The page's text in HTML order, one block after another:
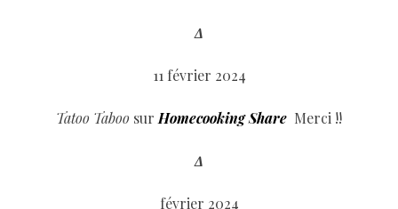
Δ
11 février 2024
Tatoo Taboo sur Homecooking Share Merci !!
Δ
février 2024